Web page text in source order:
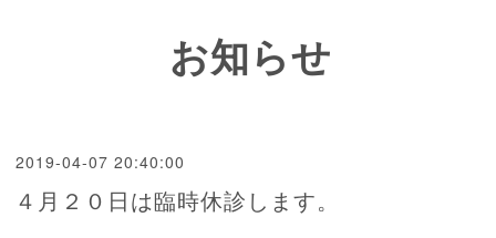
お知らせ
2019-04-07 20:40:00
４月２０日は臨時休診します。